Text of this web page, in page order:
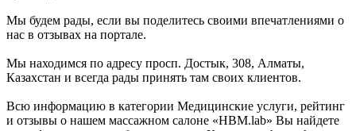
Мы будем рады, если вы поделитесь своими впечатлениями о
нас в отзывах на портале.
Мы находимся по адресу просп. Достык, 308, Алматы,
Казахстан и всегда рады принять там своих клиентов.
Всю информацию в категории Медицинские услуги, рейтинг
и отзывы о нашем массажном салоне «HBM.lab» Вы найдете